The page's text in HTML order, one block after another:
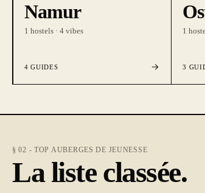
Namur
1 hostels · 4 vibes
4 GUIDES
1
3
§ 02 - TOP AUBERGES DE JEUNESSE
La liste classée.